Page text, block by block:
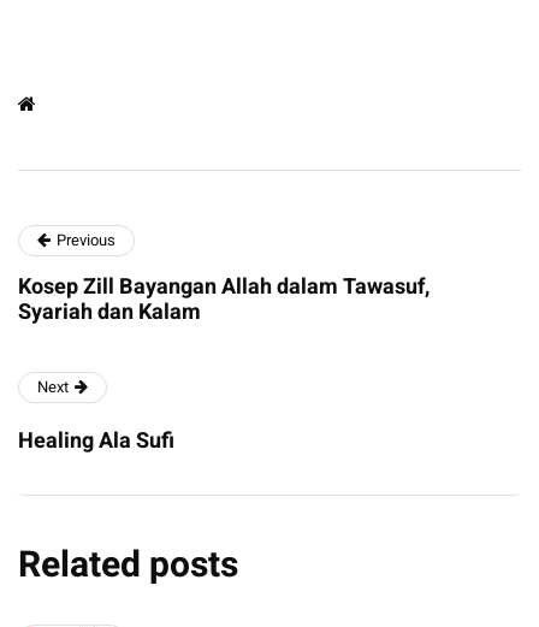
Previous
Kosep Zill Bayangan Allah dalam Tawasuf,
Syariah dan Kalam
Next
Healing Ala Sufi
Related posts